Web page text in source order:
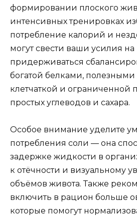
формировании плоского
интенсивных тренировках
потребление калорий и
могут свести ваши усилия на
придерживаться
богатой белками,
клетчаткой и ограниченной
простых углеводов и сахара.
Особое внимание уделите
потребления соли — она
задержке жидкости в
к отёчности и визуальному
объёмов живота. Также
включить в рацион больше
которые помогут